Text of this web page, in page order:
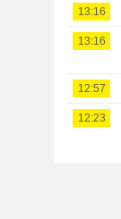
13:16
13:16
12:57
12:23